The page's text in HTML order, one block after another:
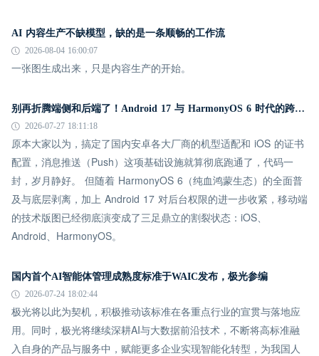
AI 内容生产不缺模型，缺的是一条顺畅的工作流
2026-08-04 16:00:07
一张图生成出来，只是内容生产的开始。
别再折腾端侧和后端了！Android 17 与 HarmonyOS 6 时代的跨平台推送指南
2026-07-27 18:11:18
原本大家以为，搞定了国内安卓各大厂商的机型适配和 iOS 的证书
配置，消息推送（Push）这项基础设施就算彻底跑通了，代码一
封，岁月静好。 但随着 HarmonyOS 6（纯血鸿蒙生态）的全面普
及与底层剥离，加上 Android 17 对后台权限的进一步收紧，移动端
的技术版图已经彻底演变成了三足鼎立的割裂状态：iOS、
Android、HarmonyOS。
国内首个AI智能体管理成熟度标准于WAIC发布，极光参编
2026-07-24 18:02:44
极光将以此为契机，积极推动该标准在各重点行业的宣贯与落地应
用。同时，极光将继续深耕AI与大数据前沿技术，不断将高标准融
入自身的产品与服务中，赋能更多企业实现智能化转型，为我国人